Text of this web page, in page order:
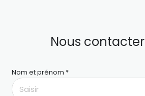
Nous contacter
Nom et prénom *